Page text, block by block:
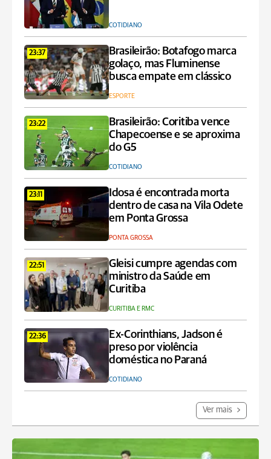
COTIDIANO
23:37
Brasileirão: Botafogo marca
golaço, mas Fluminense
busca empate em clássico
ESPORTE
23:22
Brasileirão: Coritiba vence
Chapecoense e se aproxima
do G5
COTIDIANO
23:11
Idosa é encontrada morta
dentro de casa na Vila Odete
em Ponta Grossa
PONTA GROSSA
22:51
Gleisi cumpre agendas com
ministro da Saúde em
Curitiba
CURITIBA E RMC
22:36
Ex-Corinthians, Jadson é
preso por violência
doméstica no Paraná
COTIDIANO
Ver mais